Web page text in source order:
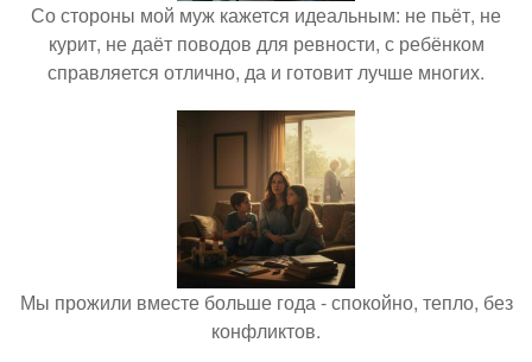
Со стороны мой муж кажется идеальным: не пьёт, не
курит, не даёт поводов для ревности, с ребёнком
справляется отлично, да и готовит лучше многих.
Мы прожили вместе больше года - спокойно, тепло, без
конфликтов.